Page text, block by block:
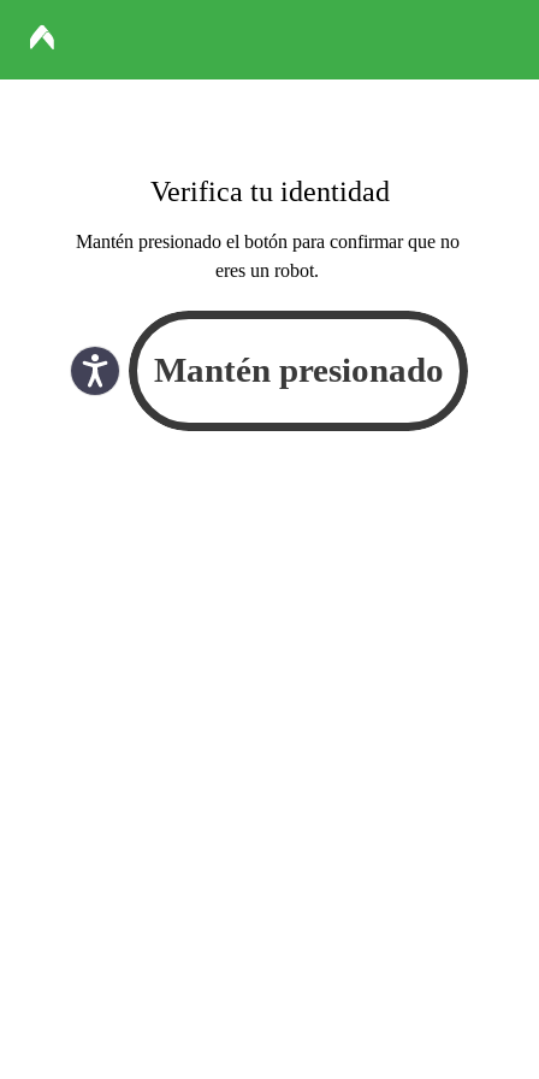
Verifica tu identidad
Mantén presionado el botón para confirmar que no
eres un robot.